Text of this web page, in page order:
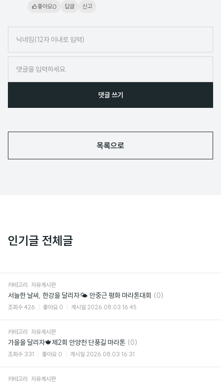
좋아요0 답글 신고
임
댓글 쓰기
목록으로
인기글 전체글
카테고리 자유게시판
서늘한 날씨, 한강을 달리자🌤️ 안중근 평화 마라톤대회 댓
(0)
조회수 426 좋아요 0 게시일 2026.08.03 16:45
카테고리 자유게시판
가을을 달리자🍁제2회 안양천 단풍길 마라톤 댓
글
(0)
조회수 331 좋아요 0 게시일 2026.08.03 16:31
카테고리 자유게시판